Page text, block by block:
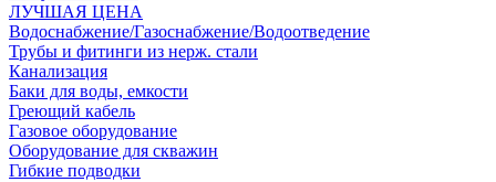
ЛУЧШАЯ ЦЕНА
Водоснабжение/Газоснабжение/Водоотведение
Трубы и фитинги из нерж. стали
Канализация
Баки для воды, емкости
Греющий кабель
Газовое оборудование
Оборудование для скважин
Гибкие подводки